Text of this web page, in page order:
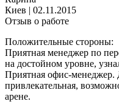
Киев | 02.11.2015
Отзыв о работе
Положительные стороны:
Приятная менеджер по
на достойном уровне,
Приятная офис-менеджер.
привлекательная,
арене.